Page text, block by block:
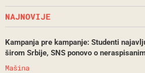
NAJNOVIJE
Kampanja pre kampanje: Studenti
širom Srbije, SNS ponovo o
Mašina